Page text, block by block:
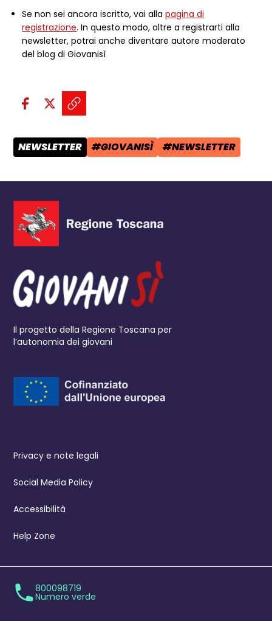
Se non sei ancora iscritto, vai allapagina di
registrazione. In questo modo, oltre a registrarti alla
newsletter, potrai anche diventare autore moderato
del blog di Giovanisì
Condividi sui social:
Condividi su Facebook - apre
Condividi su X - apre una
Copia il link e condividi -
CATEGORIA POST:
NEWSLETTER TAG:
#GIOVANISÌ TAG:
#NEWSLETTER
Il progetto della Regione Toscana per
l’autonomia dei giovani
Privacy e note legali
Social Media Policy
Accessibilità
Help Zone
800098719
Numero verde